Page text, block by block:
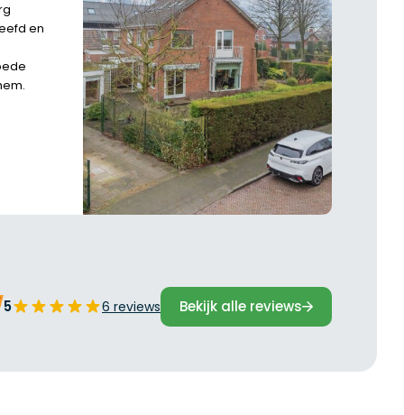
en
5 6 reviews Bekijk alle reviews